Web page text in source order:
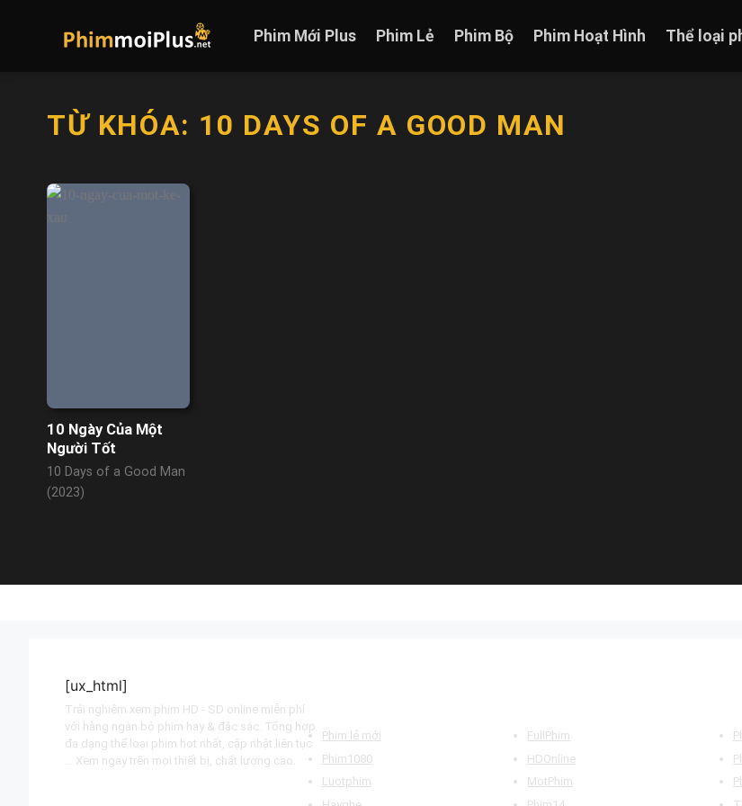
Phim Mới Plus Phim Lẻ Phim Bộ Phim Hoạt Hình Thể loại
TỪ KHÓA: 10 DAYS OF A GOOD MAN
10 Ngày Của Một
Người Tốt
10 Days of a Good Man
(2023)